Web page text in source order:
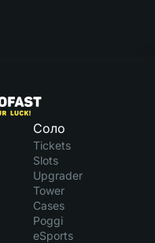
Соло
Tickets
Slots
Upgrader
Tower
Cases
Poggi
eSports